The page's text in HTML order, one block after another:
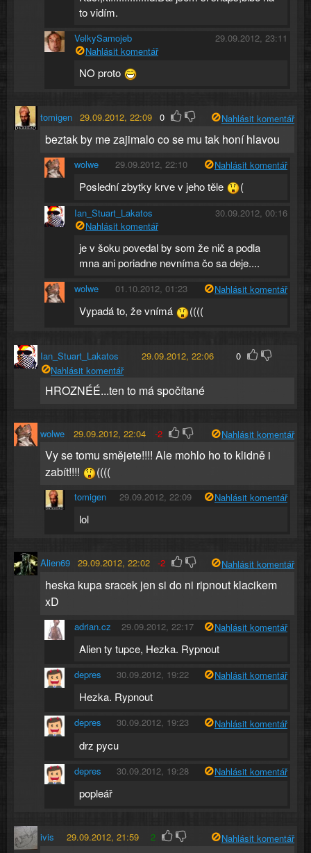
to vidím.
VelkySamojeb
29.09.2012, 23:11
Nahlásit komentář
NO proto
tomigen 29.09.2012, 22:09 0 Nahlásit komentář
beztak by me zajimalo co se mu tak honí hlavou
wolwe 29.09.2012, 22:10 Nahlásit komentář
Poslední zbytky krve v jeho těle (
Ian_Stuart_Lakatos
30.09.2012, 00:16
Nahlásit komentář
je v šoku povedal by som že nič a podla
mna ani poriadne nevníma čo sa deje....
wolwe 01.10.2012, 01:23 Nahlásit komentář
Vypadá to, že vnímá ((((
Ian_Stuart_Lakatos 29.09.2012, 22:06
0
Nahlásit komentář
HROZNÉÉ...ten to má spočítané
wolwe 29.09.2012, 22:04 -2 Nahlásit komentář
Vy se tomu smějete!!!! Ale mohlo ho to klidně i
zabít!!!!
((((
tomigen 29.09.2012, 22:09 Nahlásit komentář
lol
Alien69 29.09.2012, 22:02 -2 Nahlásit komentář
heska kupa sracek jen si do ni ripnout klacikem
xD
adrian.cz 29.09.2012, 22:17 Nahlásit komentář
Alien ty tupce, Hezka. Rypnout
depres 30.09.2012, 19:22 Nahlásit komentář
Hezka. Rypnout
depres 30.09.2012, 19:23 Nahlásit komentář
drz pycu
depres 30.09.2012, 19:28 Nahlásit komentář
popleář
ivis 29.09.2012, 21:59 2 Nahlásit komentář